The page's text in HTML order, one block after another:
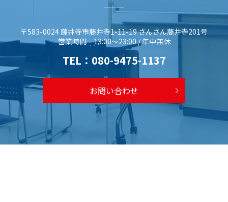
〒583-0024 藤井寺市藤井寺1-11-19 さんさん藤井寺201号
営業時間 13:00～23:00 / 年中無休
TEL： 080-9475-1137
お問い合わせ